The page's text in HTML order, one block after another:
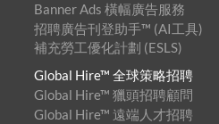
Banner Ads 橫幅廣告服務
招聘廣告刊登助手™ (AI工具)
補充勞工優化計劃 (ESLS)
Global Hire™ 全球策略招聘
Global Hire™ 獵頭招聘顧問
Global Hire™ 遠端人才招聘